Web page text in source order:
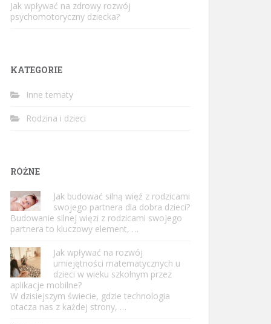
Jak wpływać na zdrowy rozwój
psychomotoryczny dziecka?
KATEGORIE
Inne tematy
Rodzina i dzieci
RÓŻNE
Jak budować silną więź z rodzicami
swojego partnera dla dobra dzieci?
Budowanie silnej więzi z rodzicami swojego
partnera to kluczowy element, …
Jak wpływać na rozwój
umiejętności matematycznych u
dzieci w wieku szkolnym przez
aplikacje mobilne?
W dzisiejszym świecie, gdzie technologia
otacza nas z każdej strony, …